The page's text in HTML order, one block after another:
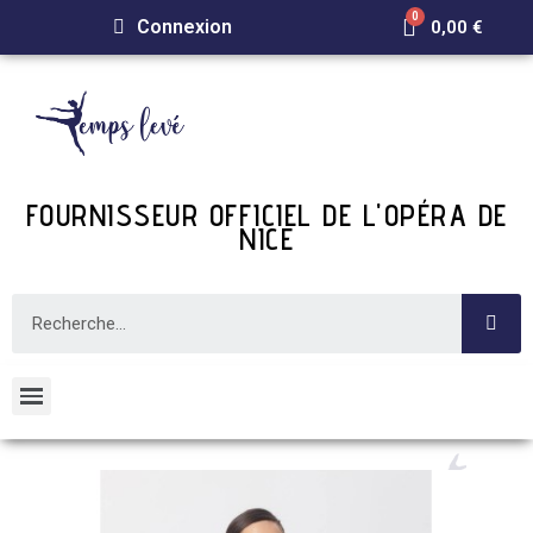
Connexion 0,00 €
FOURNISSEUR OFFICIEL DE L'OPÉRA DE
NICE